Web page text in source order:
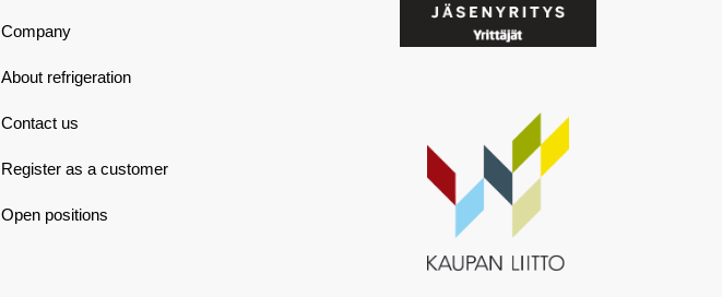
Company
About refrigeration
Contact us
Register as a customer
Open positions